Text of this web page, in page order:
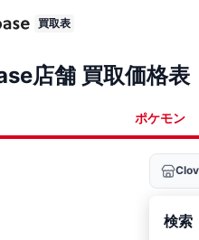
買取表
店舗 買取価格表
ポケモン
検索